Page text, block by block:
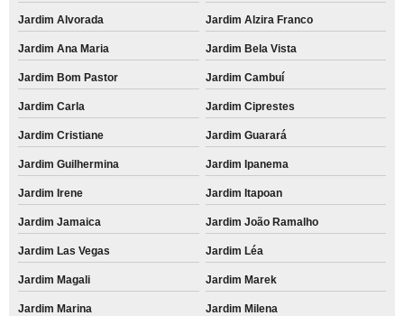
Jardim Alvorada Jardim Alzira Franco
Jardim Ana Maria Jardim Bela Vista
Jardim Bom Pastor Jardim Cambuí
Jardim Carla Jardim Ciprestes
Jardim Cristiane Jardim Guarará
Jardim Guilhermina Jardim Ipanema
Jardim Irene Jardim Itapoan
Jardim Jamaica Jardim João Ramalho
Jardim Las Vegas Jardim Léa
Jardim Magali Jardim Marek
Jardim Marina Jardim Milena